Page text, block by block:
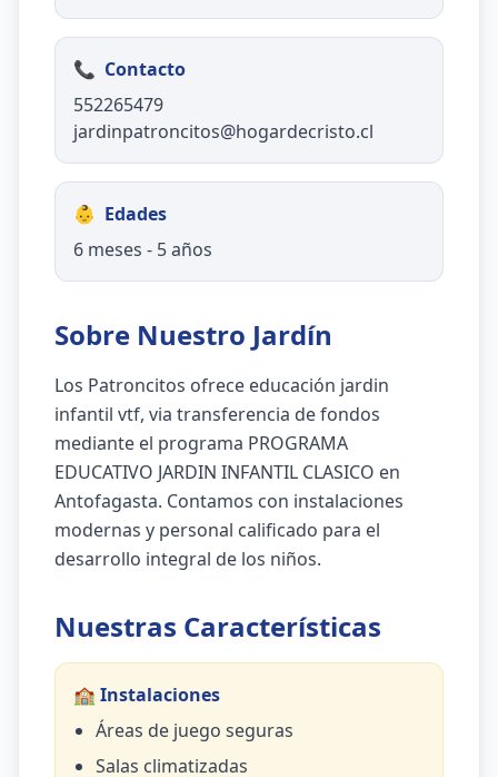
📞 Contacto
552265479
jardinpatroncitos@hogardecristo.cl
👶 Edades
6 meses - 5 años
Sobre Nuestro Jardín
Los Patroncitos ofrece educación jardin
infantil vtf, via transferencia de fondos
mediante el programa PROGRAMA
EDUCATIVO JARDIN INFANTIL CLASICO en
Antofagasta. Contamos con instalaciones
modernas y personal calificado para el
desarrollo integral de los niños.
Nuestras Características
🏫 Instalaciones
Áreas de juego seguras
Salas climatizadas